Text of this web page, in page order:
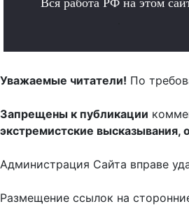
Вся работа РФ на этом
Уважаемые читатели! По
Запрещены к публикации
экстремистские высказывания,
Администрация Сайта вправе
Размещение ссылок на